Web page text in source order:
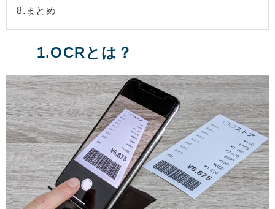
8.まとめ
1.OCRとは？